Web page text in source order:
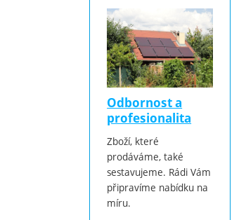
Odbornost a
profesionalita
Zboží, které
prodáváme, také
sestavujeme. Rádi Vám
připravíme nabídku na
míru.